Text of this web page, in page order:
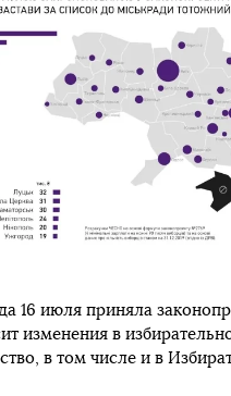
16 июля приняла
изменения в
в том числе и в